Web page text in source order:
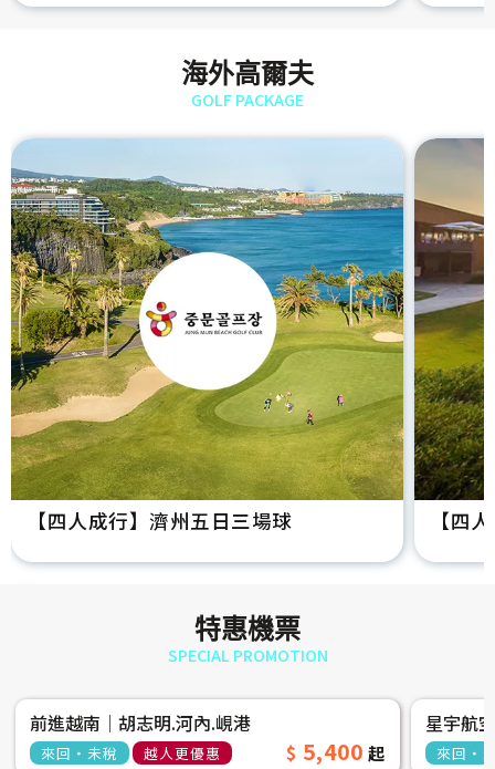
海外高爾夫
GOLF PACKAGE
【四人成行】濟州五日三場球 【四
特惠機票
SPECIAL PROMOTION
前進越南│胡志明.河內.峴港
來回‧未稅 越人更優惠 5,400
星宇航
來回‧